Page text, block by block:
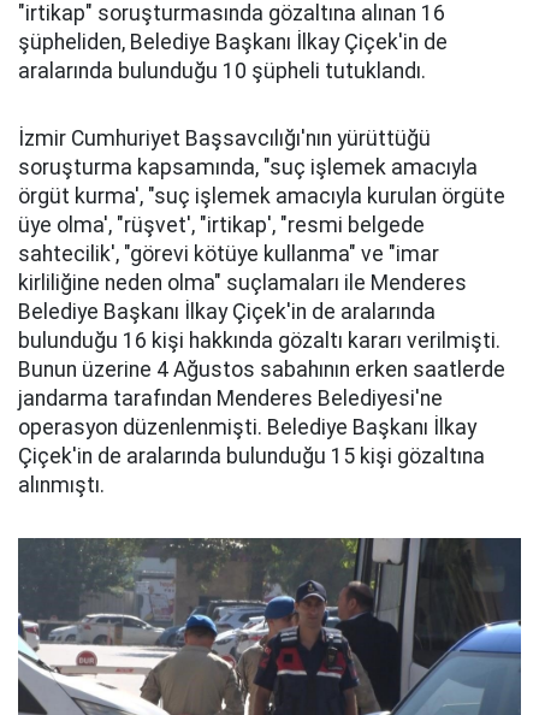
"irtikap" soruşturmasında gözaltına alınan 16
şüpheliden, Belediye Başkanı İlkay Çiçek'in de
aralarında bulunduğu 10 şüpheli tutuklandı.
İzmir Cumhuriyet Başsavcılığı'nın yürüttüğü
soruşturma kapsamında, "suç işlemek amacıyla
örgüt kurma', "suç işlemek amacıyla kurulan örgüte
üye olma', "rüşvet', "irtikap', "resmi belgede
sahtecilik', "görevi kötüye kullanma" ve "imar
kirliliğine neden olma" suçlamaları ile Menderes
Belediye Başkanı İlkay Çiçek'in de aralarında
bulunduğu 16 kişi hakkında gözaltı kararı verilmişti.
Bunun üzerine 4 Ağustos sabahının erken saatlerde
jandarma tarafından Menderes Belediyesi'ne
operasyon düzenlenmişti. Belediye Başkanı İlkay
Çiçek'in de aralarında bulunduğu 15 kişi gözaltına
alınmıştı.